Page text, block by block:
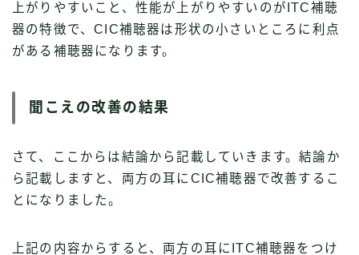
上がりやすいこと、性能が上がりやすいのがITC補聴
器の特徴で、CIC補聴器は形状の小さいところに利点
がある補聴器になります。
聞こえの改善の結果
さて、ここからは結論から記載していきます。結論か
ら記載しますと、両方の耳にCIC補聴器で改善するこ
とになりました。
上記の内容からすると、両方の耳にITC補聴器をつけ